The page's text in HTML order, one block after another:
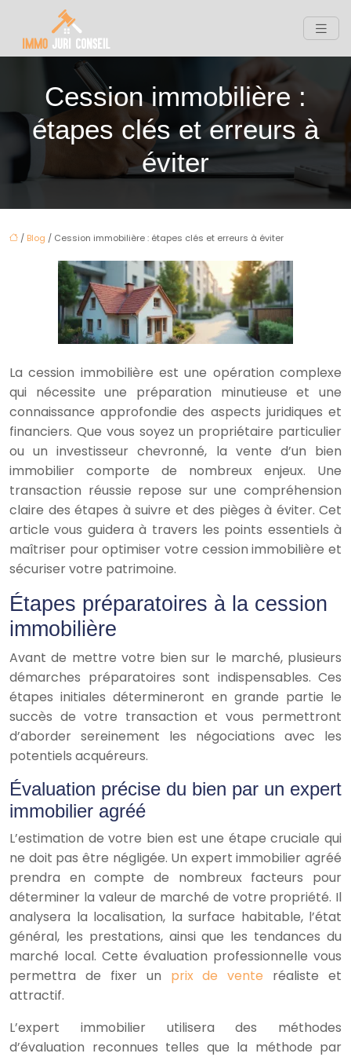
Cession immobilière :
étapes clés et erreurs à
éviter
/ Blog / Cession immobilière : étapes clés et erreurs à éviter
La cession immobilière est une opération complexe
qui nécessite une préparation minutieuse et une
connaissance approfondie des aspects juridiques et
financiers. Que vous soyez un propriétaire particulier
ou un investisseur chevronné, la vente d’un bien
immobilier comporte de nombreux enjeux. Une
transaction réussie repose sur une compréhension
claire des étapes à suivre et des pièges à éviter. Cet
article vous guidera à travers les points essentiels à
maîtriser pour optimiser votre cession immobilière et
sécuriser votre patrimoine.
Étapes préparatoires à la cession
immobilière
Avant de mettre votre bien sur le marché, plusieurs
démarches préparatoires sont indispensables. Ces
étapes initiales détermineront en grande partie le
succès de votre transaction et vous permettront
d’aborder sereinement les négociations avec les
potentiels acquéreurs.
Évaluation précise du bien par un expert
immobilier agréé
L’estimation de votre bien est une étape cruciale qui
ne doit pas être négligée. Un expert immobilier agréé
prendra en compte de nombreux facteurs pour
déterminer la valeur de marché de votre propriété. Il
analysera la localisation, la surface habitable, l’état
général, les prestations, ainsi que les tendances du
marché local. Cette évaluation professionnelle vous
permettra de fixer un prix de vente réaliste et
attractif.
L’expert immobilier utilisera des méthodes
d’évaluation reconnues telles que la méthode par